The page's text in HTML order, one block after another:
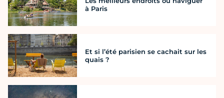
à Paris
Et si l’été parisien se cachait sur les
quais ?